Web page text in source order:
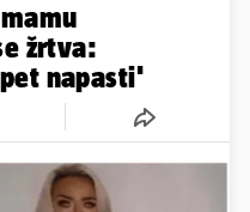
žrtva:
napasti'